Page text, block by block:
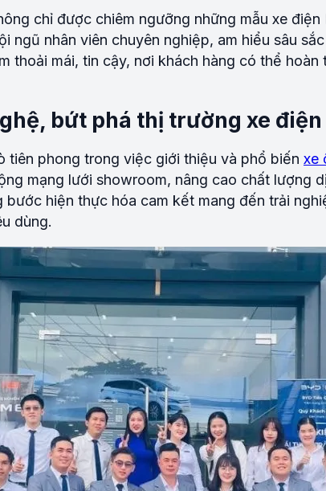
chỉ được chiêm ngưỡng những mẫu xe
ngũ nhân viên chuyên nghiệp, am hiểu sâu
thoải mái, tin cậy, nơi khách hàng có thể
bứt phá thị trường xe
tiên phong trong việc giới thiệu và phổ biến xe
mạng lưới showroom, nâng cao chất lượng
hiện thực hóa cam kết mang đến trải
dùng.